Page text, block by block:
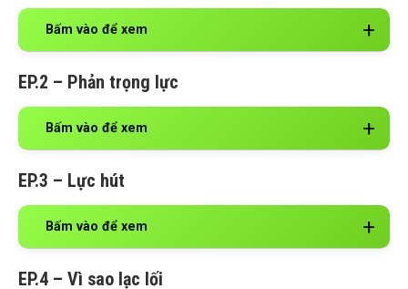
Bấm vào để xem
EP.2 – Phản trọng lực
Bấm vào để xem
EP.3 – Lực hút
Bấm vào để xem
EP.4 – Vì sao lạc lối